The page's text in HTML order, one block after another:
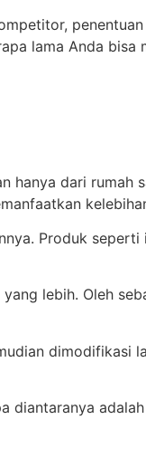
lama Anda bisa
hanya dari rumah
Produk
lebih. Oleh
dimodifikasi
diantaranya